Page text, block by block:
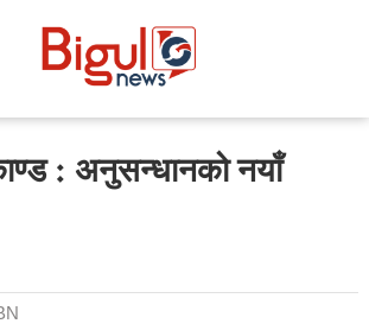
: अनुसन्धानको नयाँ